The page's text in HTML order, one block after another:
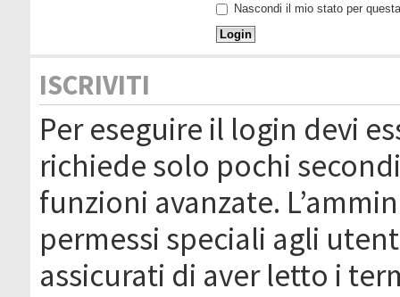
Nascondi il mio stato per
ISCRIVITI
Per eseguire il login devi
richiede solo pochi
funzioni avanzate.
permessi speciali agli
assicurati di aver letto i